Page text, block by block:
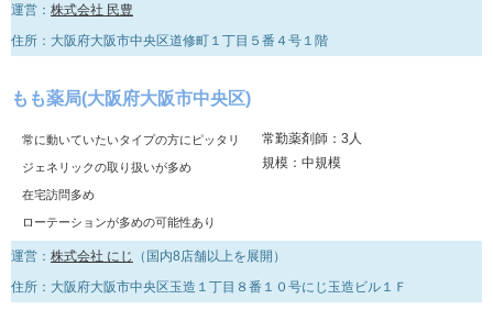
運営： 株式会社 民豊
住所：大阪府大阪市中央区道修町１丁目５番４号１階
もも薬局(大阪府大阪市中央区)
常に動いていたいタイプの方にピッタリ
ジェネリックの取り扱いが多め
在宅訪問多め
ローテーションが多めの可能性あり
常勤薬剤師：3人
規模：中規模
運営： 株式会社 にじ
（国内8店舗以上を展開）
住所：大阪府大阪市中央区玉造１丁目８番１０号にじ玉造ビル１Ｆ